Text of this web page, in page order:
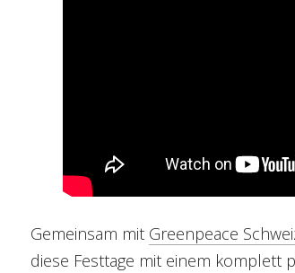
Gemeinsam mit Greenpeace
diese Festtage mit einem komplett